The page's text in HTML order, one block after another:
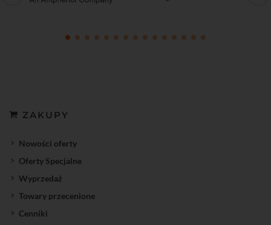
ZAKUPY
Nowości oferty
Oferty Specjalne
Wyprzedaż
Towary przecenione
Cenniki